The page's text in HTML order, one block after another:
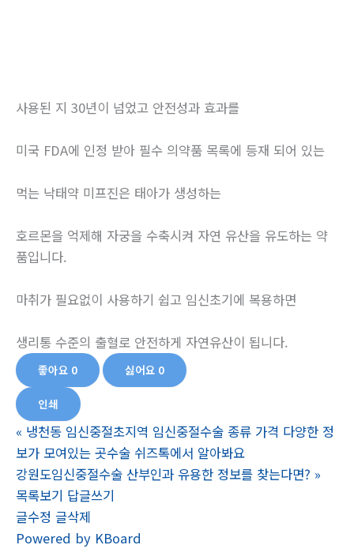
사용된 지 30년이 넘었고 안전성과 효과를
미국 FDA에 인정 받아 필수 의약품 목록에 등재 되어 있는
먹는 낙태약 미프진은 태아가 생성하는
호르몬을 억제해 자궁을 수축시켜 자연 유산을 유도하는 약
품입니다.
마취가 필요없이 사용하기 쉽고 임신초기에 복용하면
생리통 수준의 출혈로 안전하게 자연유산이 됩니다.
좋아요 0 싫어요 0
인쇄
« 냉천동 임신중절초지역 임신중절수술 종류 가격 다양한 정
보가 모여있는 곳수술 쉬즈톡에서 알아봐요
강원도임신중절수술 산부인과 유용한 정보를 찾는다면? »
목록보기 답글쓰기
글수정 글삭제
Powered by KBoard